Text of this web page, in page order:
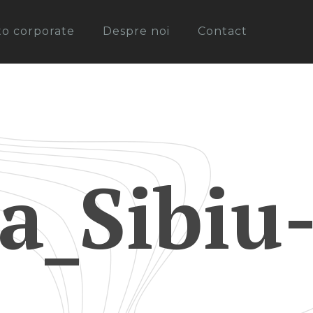
corporate Despre noi Contact